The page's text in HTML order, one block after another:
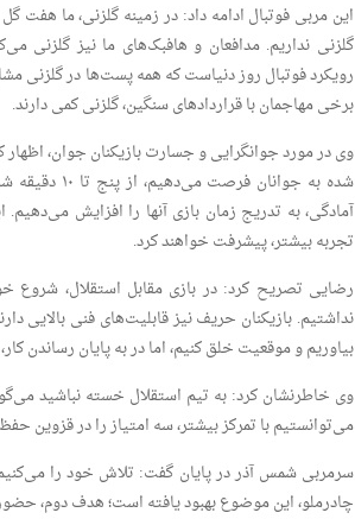
این مربی فوتبال ادامه داد: در زمینه گلزنی، ما هفت
گلزنی نداریم. مدافعان و هافبک‌های ما نیز گلزنی
رویکرد فوتبال روز دنیاست که همه پست‌ها در گلزنی
برخی مهاجمان با قرارداد‌های سنگین، گلزنی کمی دارند.
وی در مورد جوانگرایی و جسارت بازیکنان جوان، اظهار
شده به جوانان
آمادگی، به تدریج زمان بازی آنها را افزایش
تجربه بیشتر، پیشرفت خواهند کرد.
رضایی تصریح کرد: در بازی مقابل استقلال، شروع
نداشتیم. بازیکنان حریف نیز قابلیت‌های فنی بالایی
بیاوریم و موقعیت خلق کنیم، اما در به پایان رساندن
وی خاطرنشان کرد: به تیم استقلال خسته نباشید
می‌توانستیم با تمرکز بیشتر، سه امتیاز را در قزوین
سرمربی شمس آذر در پایان گفت: تلاش خود را
چادرملو، این موضوع بهبود یافته است؛ هدف دوم،